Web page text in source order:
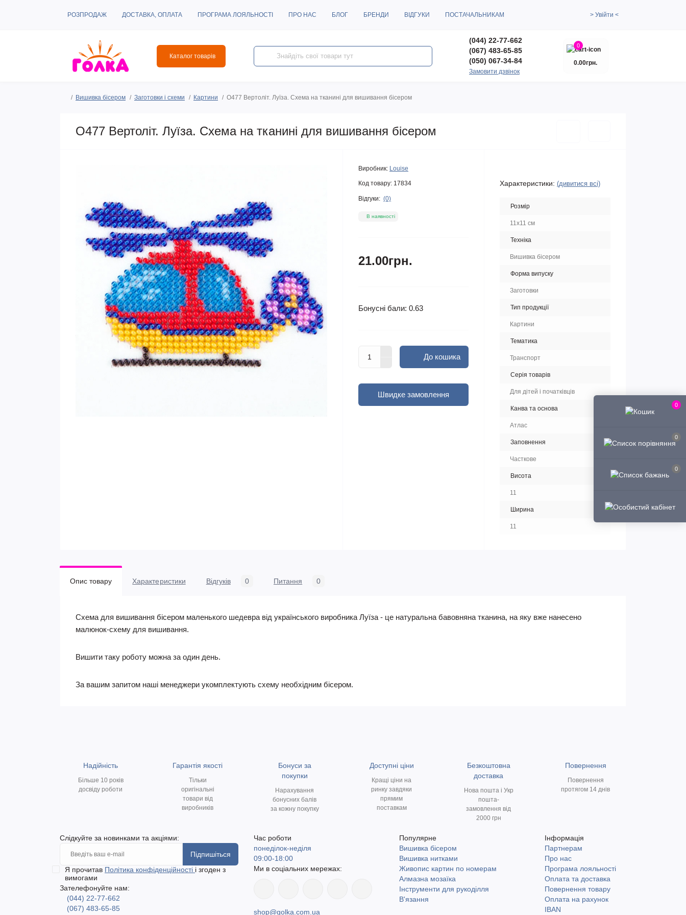
0
0
0
РОЗПРОДАЖ ДОСТАВКА, ОПЛАТА ПРОГРАМА ЛОЯЛЬНОСТІ ПРО НАС БЛОГ БРЕНДИ ВІДГУКИ ПОСТАЧАЛЬНИКАМ > Увійти <
Каталог товарів
(044) 22-77-662
(067) 483-65-85
(050) 067-34-84
Замовити дзвінок
0
0.00грн.
Вишивка бісером Заготовки і схеми Картини O477 Вертоліт. Луїза. Схема на тканині для вишивання бісером
O477 Вертоліт. Луїза. Схема на тканині для вишивання бісером
Виробник: Louise
Код товару: 17834
Відгуки: (0)
В наявності
21.00грн.
Бонусні бали: 0.63
До кошика
Швидке замовлення
Характеристики: (дивитися всі)
Розмір
11x11 см
Техніка
Вишивка бісером
Форма випуску
Заготовки
Тип продукції
Картини
Тематика
Транспорт
Серія товарів
Для дітей і початківців
Канва та основа
Атлас
Заповнення
Часткове
Висота
11
Ширина
11
Опис товару Характеристики Відгуків 0 Питання 0
Схема для вишивання бісером маленького шедевра від українського виробника Луїза - це натуральна бавовняна тканина, на яку вже нанесено
малюнок-схему для вишивання.
Вишити таку роботу можна за один день.
За вашим запитом наші менеджери укомплектують схему необхідним бісером.
Надійність
Більше 10 років
досвіду роботи
Гарантія якості
Тільки
оригінальні
товари від
виробників
Бонуси за
покупки
Нарахування
бонусних балів
за кожну покупку
Доступні ціни
Кращі ціни на
ринку завдяки
прямим
поставкам
Безкоштовна
доставка
Нова пошта і Укр
пошта-
замовлення від
2000 грн
Повернення
Повернення
протягом 14 днів
Слідкуйте за новинками та акціями:
Підпишіться
Я прочитав Політика конфіденційності і згоден з
вимогами
Зателефонуйте нам:
(044) 22-77-662
(067) 483-65-85
Час роботи
понеділок-неділя
09:00-18:00
Ми в соціальних мережах:
shop@golka.com.ua
Популярне
Вишивка бісером
Вишивка нитками
Живопис картин по номерам
Алмазна мозаїка
Інструменти для рукоділля
В'язання
Інформація
Партнерам
Про нас
Програма лояльності
Оплата та доставка
Повернення товару
Оплата на рахунок
IBAN